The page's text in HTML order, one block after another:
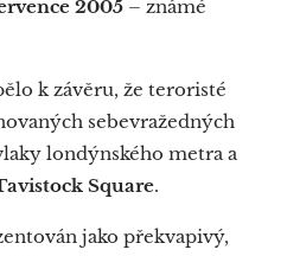
2005 – známé
k závěru, že teroristé
sebevražedných
londýnského metra a
Square.
jako překvapivý,